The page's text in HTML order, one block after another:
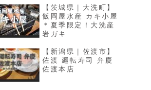
【茨城県｜大洗町】
飯岡屋水産 カキ小屋
＊夏季限定！大洗産
岩ガキ
【新潟県｜佐渡市】
佐渡 廻転寿司 弁慶
佐渡本店